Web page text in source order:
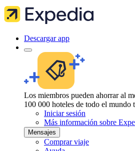
Descargar app
Los miembros pueden ahorrar al
100 000 hoteles de todo el mundo
Iniciar sesión
Más información sobre
Mensajes
Comprar viaje